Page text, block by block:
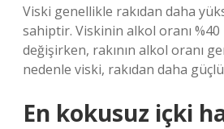
Viski genellikle rakıdan daha
sahiptir. Viskinin alkol oranı %40
değişirken, rakının alkol oranı
nedenle viski, rakıdan daha
En kokusuz içki